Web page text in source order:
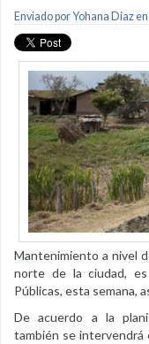
Enviado porYohana Diaz
Mantenimiento a nivel
norte de la ciudad,
Públicas, esta semana,
De acuerdo a la
también se intervendrá